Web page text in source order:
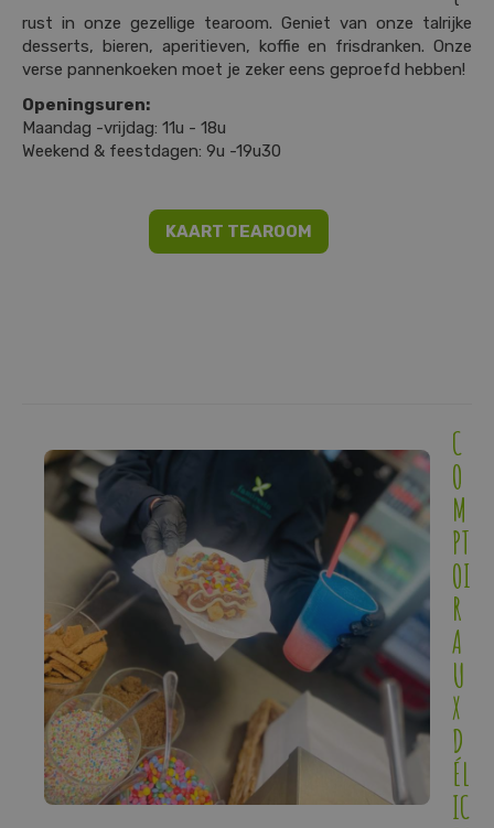
rust in onze gezellige tearoom. Geniet van onze talrijke
desserts, bieren, aperitieven, koffie en frisdranken. Onze
verse pannenkoeken moet je zeker eens geproefd hebben!
Openingsuren:
Maandag -vrijdag: 11u - 18u
Weekend & feestdagen: 9u -19u30
KAART TEAROOM
C
O
M
PT
OI
R
A
U
X
D
ÉL
IC